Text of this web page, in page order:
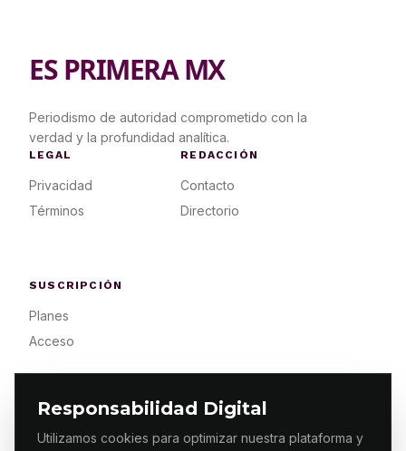
Responsabilidad Digital
Utilizamos cookies para optimizar nuestra plataforma y
ES PRIMERA MX
Periodismo de autoridad comprometido con la
verdad y la profundidad analítica.
LEGAL
Privacidad
Términos
REDACCIÓN
Contacto
Directorio
SUSCRIPCIÓN
Planes
Acceso